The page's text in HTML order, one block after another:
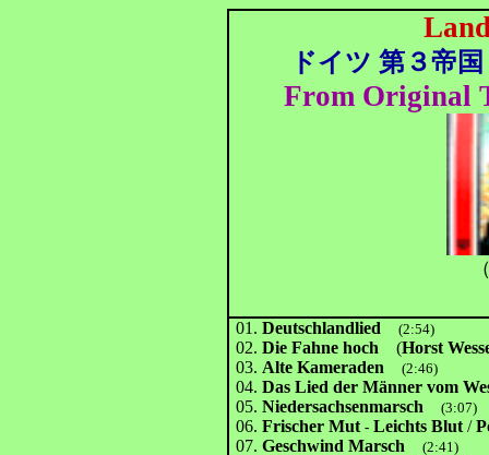
ドイツ 第３帝
From Original
01.Deutschlandlied (2:54)
02.Die Fahne hoch(Horst
03. Alte Kameraden (2:46)
04.Das Lied der Männer vom
05.Niedersachsenmarsch (3:07)
06.Frischer Mut- Leichts Blut/
07.Geschwind Marsch (2:41)